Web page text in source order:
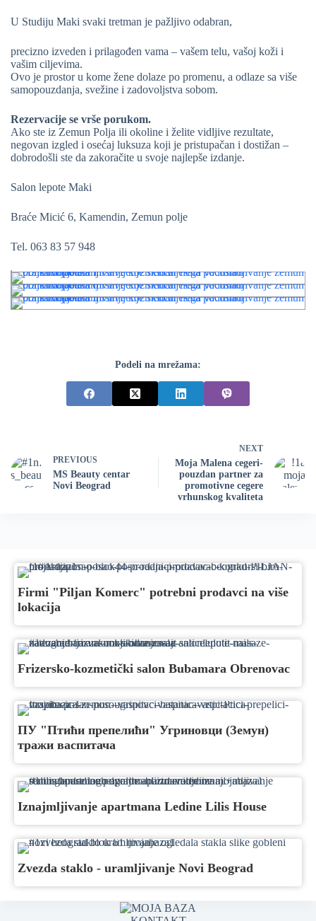
U Studiju Maki svaki tretman je pažljivo odabran,
precizno izveden i prilagođen vama – vašem telu, vašoj koži i
vašim ciljevima.
Ovo je prostor u kome žene dolaze po promenu, a odlaze sa više
samopouzdanja, svežine i zadovoljstva sobom.
Rezervacije se vrše porukom.
Ako ste iz Zemun Polja ili okoline i želite vidljive rezultate,
negovan izgled i osećaj luksuza koji je pristupačan i dostižan –
dobrodošli ste da zakoračite u svoje najlepše izdanje.
Salon lepote Maki
Braće Micić 6, Kamendin, Zemun polje
Tel. 063 83 57 948
Podeli na mrežama:
PREVIOUS
MS Beauty centar
Novi Beograd
NEXT
Moja Malena cegeri-
pouzdan partner za
promotivne cegere
vrhunskog kvaliteta
Firmi "Piljan Komerc" potrebni prodavci na više
lokacija
Frizersko-kozmetički salon Bubamara Obrenovac
ПУ "Птићи препелићи" Угриновци (Земун)
тражи васпитача
Iznajmljivanje apartmana Ledine Lilis House
Zvezda staklo - uramljivanje Novi Beograd